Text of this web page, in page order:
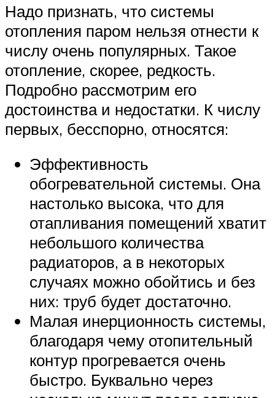
Надо признать, что системы
отопления паром нельзя отнести к
числу очень популярных. Такое
отопление, скорее, редкость.
Подробно рассмотрим его
достоинства и недостатки. К числу
первых, бесспорно, относятся:
Эффективность
обогревательной системы. Она
настолько высока, что для
отапливания помещений хватит
небольшого количества
радиаторов, а в некоторых
случаях можно обойтись и без
них: труб будет достаточно.
Малая инерционность системы,
благодаря чему отопительный
контур прогревается очень
быстро. Буквально через